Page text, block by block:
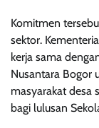
Komitmen
sektor.
kerja sama
Nusantara Bogor
masyarakat desa
bagi lulusan